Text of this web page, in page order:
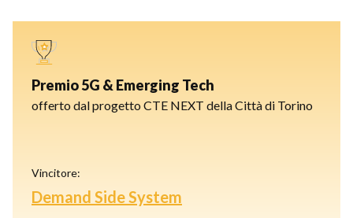
Premio 5G & Emerging Tech
offerto dal progetto CTE NEXT della Città di Torino
Vincitore:
Demand Side System